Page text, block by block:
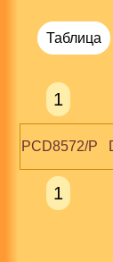
Таблица
1
PCD8572/P
1